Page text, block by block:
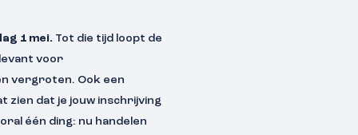
1 mei.Tot die tijd loopt de
voor
vergroten. Ook een
zien dat je jouw inschrijving
één ding: nu handelen